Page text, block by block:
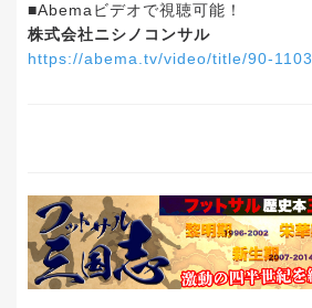
■Abemaビデオで視聴可能！
株式会社ニシノコンサル
https://abema.tv/video/title/90-1103